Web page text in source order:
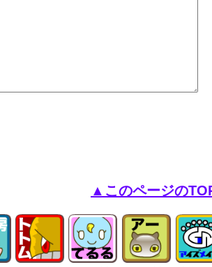
▲このページの